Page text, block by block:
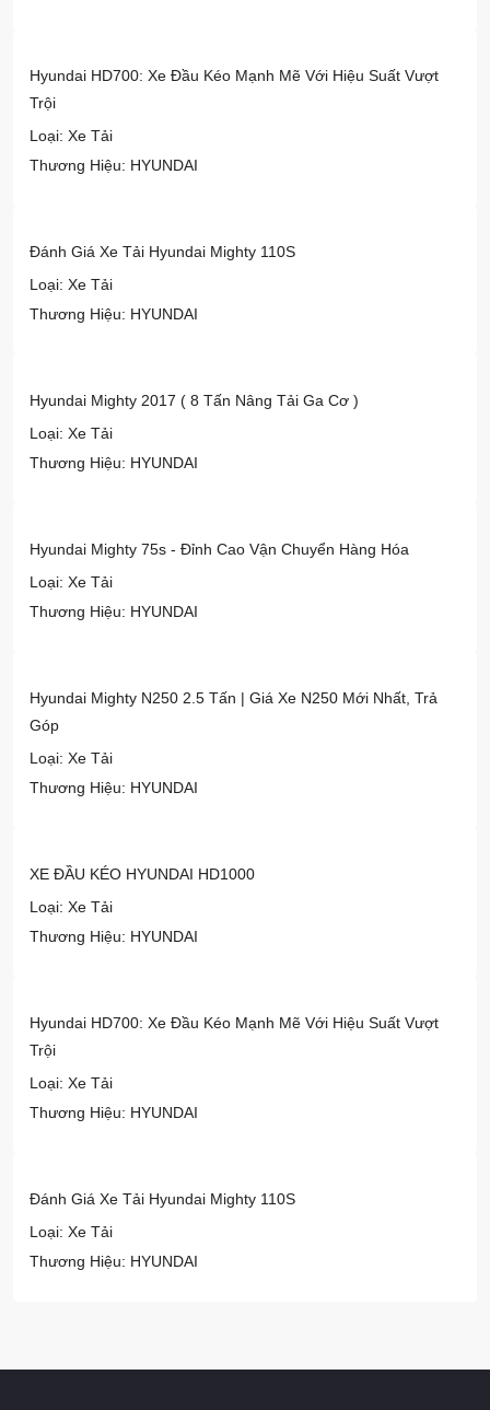
Hyundai HD700: Xe Đầu Kéo Mạnh Mẽ Với Hiệu Suất Vượt
Trội
Loại: Xe Tải
Thương Hiệu: HYUNDAI
Đánh Giá Xe Tải Hyundai Mighty 110S
Loại: Xe Tải
Thương Hiệu: HYUNDAI
Hyundai Mighty 2017 ( 8 Tấn Nâng Tải Ga Cơ )
Loại: Xe Tải
Thương Hiệu: HYUNDAI
Hyundai Mighty 75s - Đỉnh Cao Vận Chuyển Hàng Hóa
Loại: Xe Tải
Thương Hiệu: HYUNDAI
Hyundai Mighty N250 2.5 Tấn | Giá Xe N250 Mới Nhất, Trả
Góp
Loại: Xe Tải
Thương Hiệu: HYUNDAI
XE ĐẦU KÉO HYUNDAI HD1000
Loại: Xe Tải
Thương Hiệu: HYUNDAI
Hyundai HD700: Xe Đầu Kéo Mạnh Mẽ Với Hiệu Suất Vượt
Trội
Loại: Xe Tải
Thương Hiệu: HYUNDAI
Đánh Giá Xe Tải Hyundai Mighty 110S
Loại: Xe Tải
Thương Hiệu: HYUNDAI